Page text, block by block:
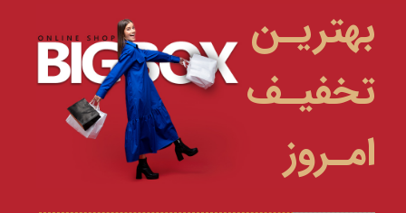
بهتریـن
تخفیـف
امـروز